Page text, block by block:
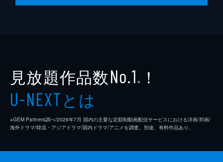
見放題作品数No.1 ※ ！
U-NEXTとは
※GEM Partners調べ/2026年7⽉ 国内の主要な定額制動画配信サービスにおける洋画/邦画/
海外ドラマ/韓流・アジアドラマ/国内ドラマ/アニメを調査。別途、有料作品あり。